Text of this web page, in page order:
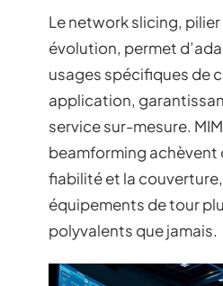
Le network slicing,
évolution, permet
usages spécifiques de
application,
service sur-mesure.
beamforming achèvent
fiabilité et la
équipements de tour
polyvalents que jamais.